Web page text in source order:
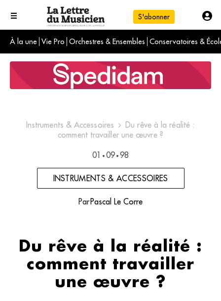
S'abonner
À la une Vie Pro Orchestres & Ensembles Conservatoires &
L'info du jour
Le numéro du mois
International
Instruments & Accessoires
Du rêve à la réalité :
comment travailler une œuvre ?
01 • 09 • 98
INSTRUMENTS & ACCESSOIRES
ParPascal Le Corre
Du rêve à la réalité :
comment travailler
une œuvre ?